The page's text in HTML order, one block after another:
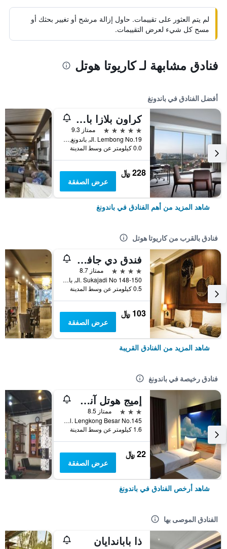
لم يتم العثور على تقييمات. حاول إزالة مرشح أو تغيير بحثك أو
مسح كل شيء لعرض التقييمات.
فنادق مشابهة لـ كاريوتا هوتل
أفضل الفنادق في باندونغ
كراون بلازا باندونغ
5 نجوم
ممتاز 9.3
Jl. Lembong No.19, باندونغ, إندونيسيا
0.0 كيلومتر عن وسط المدينة
228 ﷼
عرض الصفقة
شاهد المزيد من أهم الفنادق في باندونغ
فنادق بالقرب من كاريوتا هوتل
فندق دي جافا باندونغ
4 نجوم
ممتاز 8.7
Jl. Sukajadi No 148-150, باندونغ, إندونيسيا
0.5 كيلومتر عن وسط المدينة
103 ﷼
عرض الصفقة
شاهد المزيد من الفنادق القريبة
فنادق رخيصة في باندونغ
إميج هوتل آند ريستو
3 نجوم
ممتاز 8.5
Jl. Lengkong Besar No.145, باندونغ, إندونيسيا
1.6 كيلومتر عن وسط المدينة
22 ﷼
عرض الصفقة
شاهد أرخص الفنادق في باندونغ
الفنادق الموصى بها
ذا باباندايان